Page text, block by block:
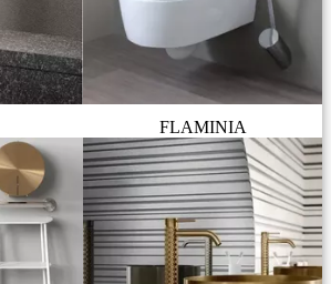
FLAMINIA